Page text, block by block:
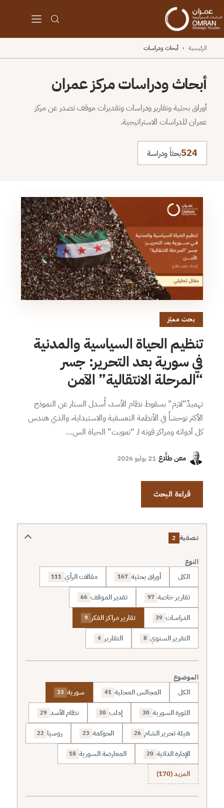
الرئيسية › أبحاث ودراسات
أبحاث ودراسات مركز عمران
أوراق بحثية وتقارير ودراسات وتقديرات موقف تصدر عن مركز
عمران للدراسات الاستراتيجية.
524بحثاً ودراسة
بحث مميّز
تنظيم الحياة السياسية والمدنية
في سورية بعد التحرير: جسر
“المرحلة الانتقالية” الآمن
تهميدٌ”لازم” بسقوط نظام الأسد، أُسدل الستار عن النموذج
الأكثر توحشاً في الأنظمة التعسفية والاستبداية، والذي هندس
كل أدواته ومراكز قوته لـ “تمويت” الحياة الس…
معن طلَّاع·21 يوليو 2026
قراءة البحث
تصفية 2
النوع
الكل أوراق بحثية 167 مقالات الرأي 111
تقارير خاصة 97 تقدير الموقف 66
الدراسات 39 تقارير مراكز الفكر 9
التقرير السنوي 8 التقارير 4
الموضوع
الكل المجالس المحلية 41 سورية 33
الثورة السورية 30 إدلب 30 نظام الأسد 29
هيئة تحرير الشام 26 الحوكمة 23 روسيا 22
الإدارة الذاتية 20 المعارضة السورية 18
المزيد (170)